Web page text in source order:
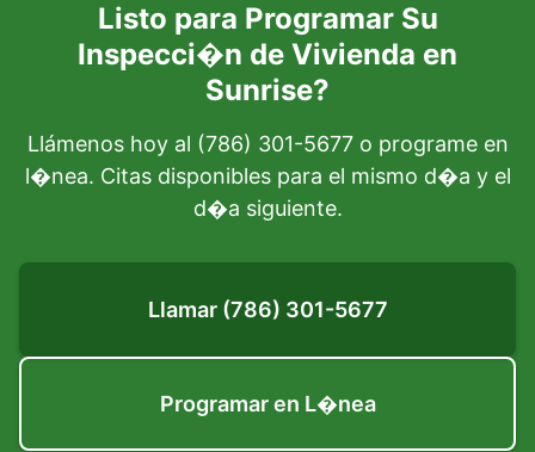
Listo para Programar Su
Inspecci�n de Vivienda en
Sunrise?
Llámenos hoy al (786) 301-5677 o programe en
l�nea. Citas disponibles para el mismo d�a y el
d�a siguiente.
Llamar (786) 301-5677
Programar en L�nea